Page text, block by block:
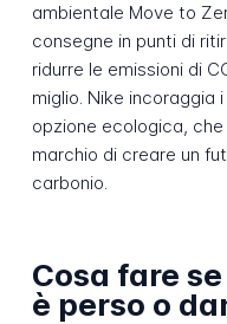
ambientale Move to
consegne in punti di
ridurre le emissioni di
miglio. Nike incoraggia
opzione ecologica,
marchio di creare un
carbonio.
Cosa fare
è perso o